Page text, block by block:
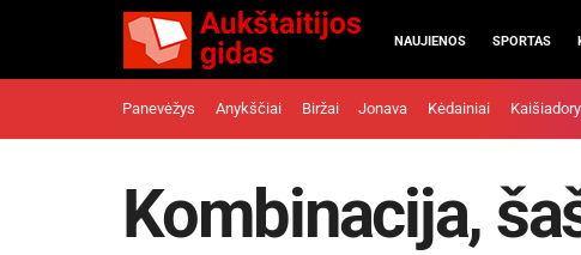
NAUJIENOS SPORTAS
Panevėžys Anykščiai Biržai Jonava Kėdainiai
Kombinacija,